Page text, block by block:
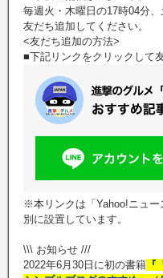
毎週火・木曜日の17時04分
友だち追加してください。
<友だち追加の方法>
■下記リンクをクリックして
※本リンクは「Yahoo!ニュ
別に設置しています。
\\\ お知らせ ///
2022年6月30日に初の書籍